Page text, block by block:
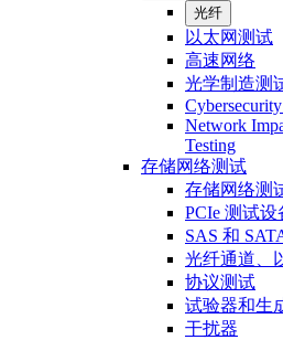
光纤
以太网测试
高速网络
光学制造测
Network
Testing
存储网络测试
存储网络测
PCIe 测试设
SAS 和
光纤通道、
协议测试
试验器和生
干扰器